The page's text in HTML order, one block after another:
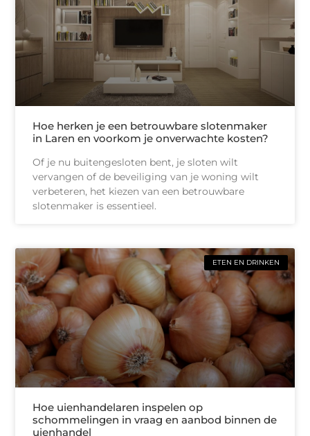
Hoe herken je een betrouwbare slotenmaker
in Laren en voorkom je onverwachte kosten?
Of je nu buitengesloten bent, je sloten wilt
vervangen of de beveiliging van je woning wilt
verbeteren, het kiezen van een betrouwbare
slotenmaker is essentieel.
ETEN EN DRINKEN
Hoe uienhandelaren inspelen op
schommelingen in vraag en aanbod binnen de
uienhandel